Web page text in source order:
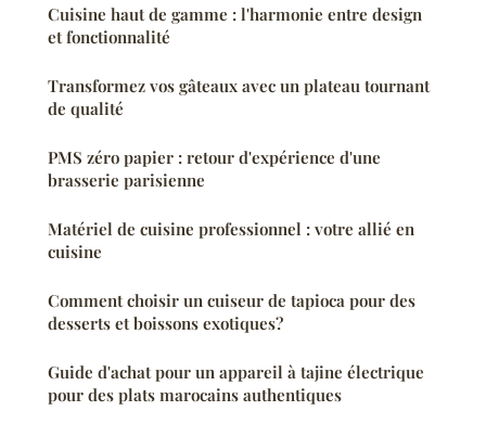
Cuisine haut de gamme : l'harmonie entre design
et fonctionnalité
Transformez vos gâteaux avec un plateau tournant
de qualité
PMS zéro papier : retour d'expérience d'une
brasserie parisienne
Matériel de cuisine professionnel : votre allié en
cuisine
Comment choisir un cuiseur de tapioca pour des
desserts et boissons exotiques?
Guide d'achat pour un appareil à tajine électrique
pour des plats marocains authentiques